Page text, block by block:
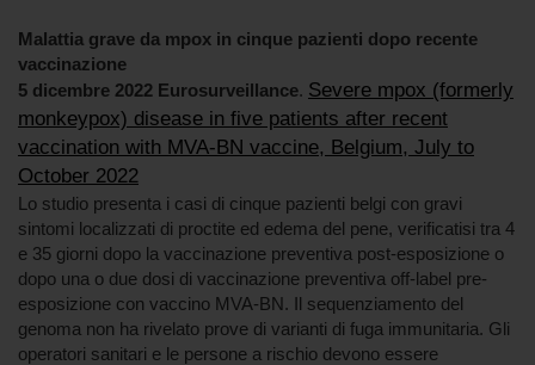
Malattia grave da mpox in cinque pazienti dopo recente
vaccinazione
5 dicembre 2022 Eurosurveillance. Severe mpox (formerly
monkeypox) disease in five patients after recent
vaccination with MVA-BN vaccine, Belgium, July to
October 2022
Lo studio presenta i casi di cinque pazienti belgi con gravi
sintomi localizzati di proctite ed edema del pene, verificatisi tra 4
e 35 giorni dopo la vaccinazione preventiva post-esposizione o
dopo una o due dosi di vaccinazione preventiva off-label pre-
esposizione con vaccino MVA-BN. Il sequenziamento del
genoma non ha rivelato prove di varianti di fuga immunitaria. Gli
operatori sanitari e le persone a rischio devono essere